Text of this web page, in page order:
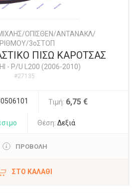
ΟΠΙΣΘΕΝ/ΑΝΤΑΝΑΚΛ/
3οΣΤΟΠ
ΠΙΣΩ ΚΑΡΟΤΣΑΣ
- P/U L200 (2006-2010)
#27135
Τιμή: 6,75 €
Θέση: Δεξιά
ΠΡΟΒΟΛΗ
ΣΤΟ ΚΑΛΆΘΙ